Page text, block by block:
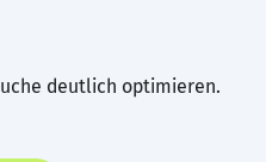
deutlich optimieren.